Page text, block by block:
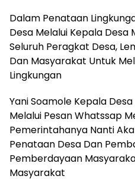
Dalam Penataan
Desa Melalui Kepala
Seluruh Peragkat Desa,
Dan Masyarakat Untuk
Lingkungan
Yani Soamole Kepala
Melalui Pesan Whatssap
Pemerintahanya Nanti
Penataan Desa Dan
Pemberdayaan
Masyarakat